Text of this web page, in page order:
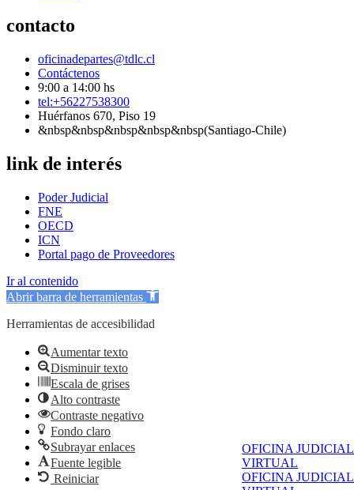
OFICINA JUDICIAL
VIRTUAL
OFICINA JUDICIAL
contacto
oficinadepartes@tdlc.cl
Contáctenos
9:00 a 14:00 hs
tel:+56227538300
Huérfanos 670, Piso 19
&nbsp&nbsp&nbsp&nbsp&nbsp(Santiago-Chile)
link de interés
Poder Judicial
FNE
OECD
ICN
Portal pago de Proveedores
Ir al contenido
Abrir barra de herramientas
Herramientas de accesibilidad
Aumentar texto
Disminuir texto
Escala de grises
Alto contraste
Contraste negativo
Fondo claro
Subrayar enlaces
Fuente legible
Reiniciar